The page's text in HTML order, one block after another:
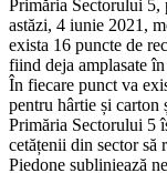
Primăria Sectorului 5,
astăzi, 4 iunie 2021,
exista 16 puncte de
fiind deja amplasate
În fiecare punct va
pentru hârtie și carton
Primăria Sectorului 5
cetățenii din sector să
Piedone subliniează